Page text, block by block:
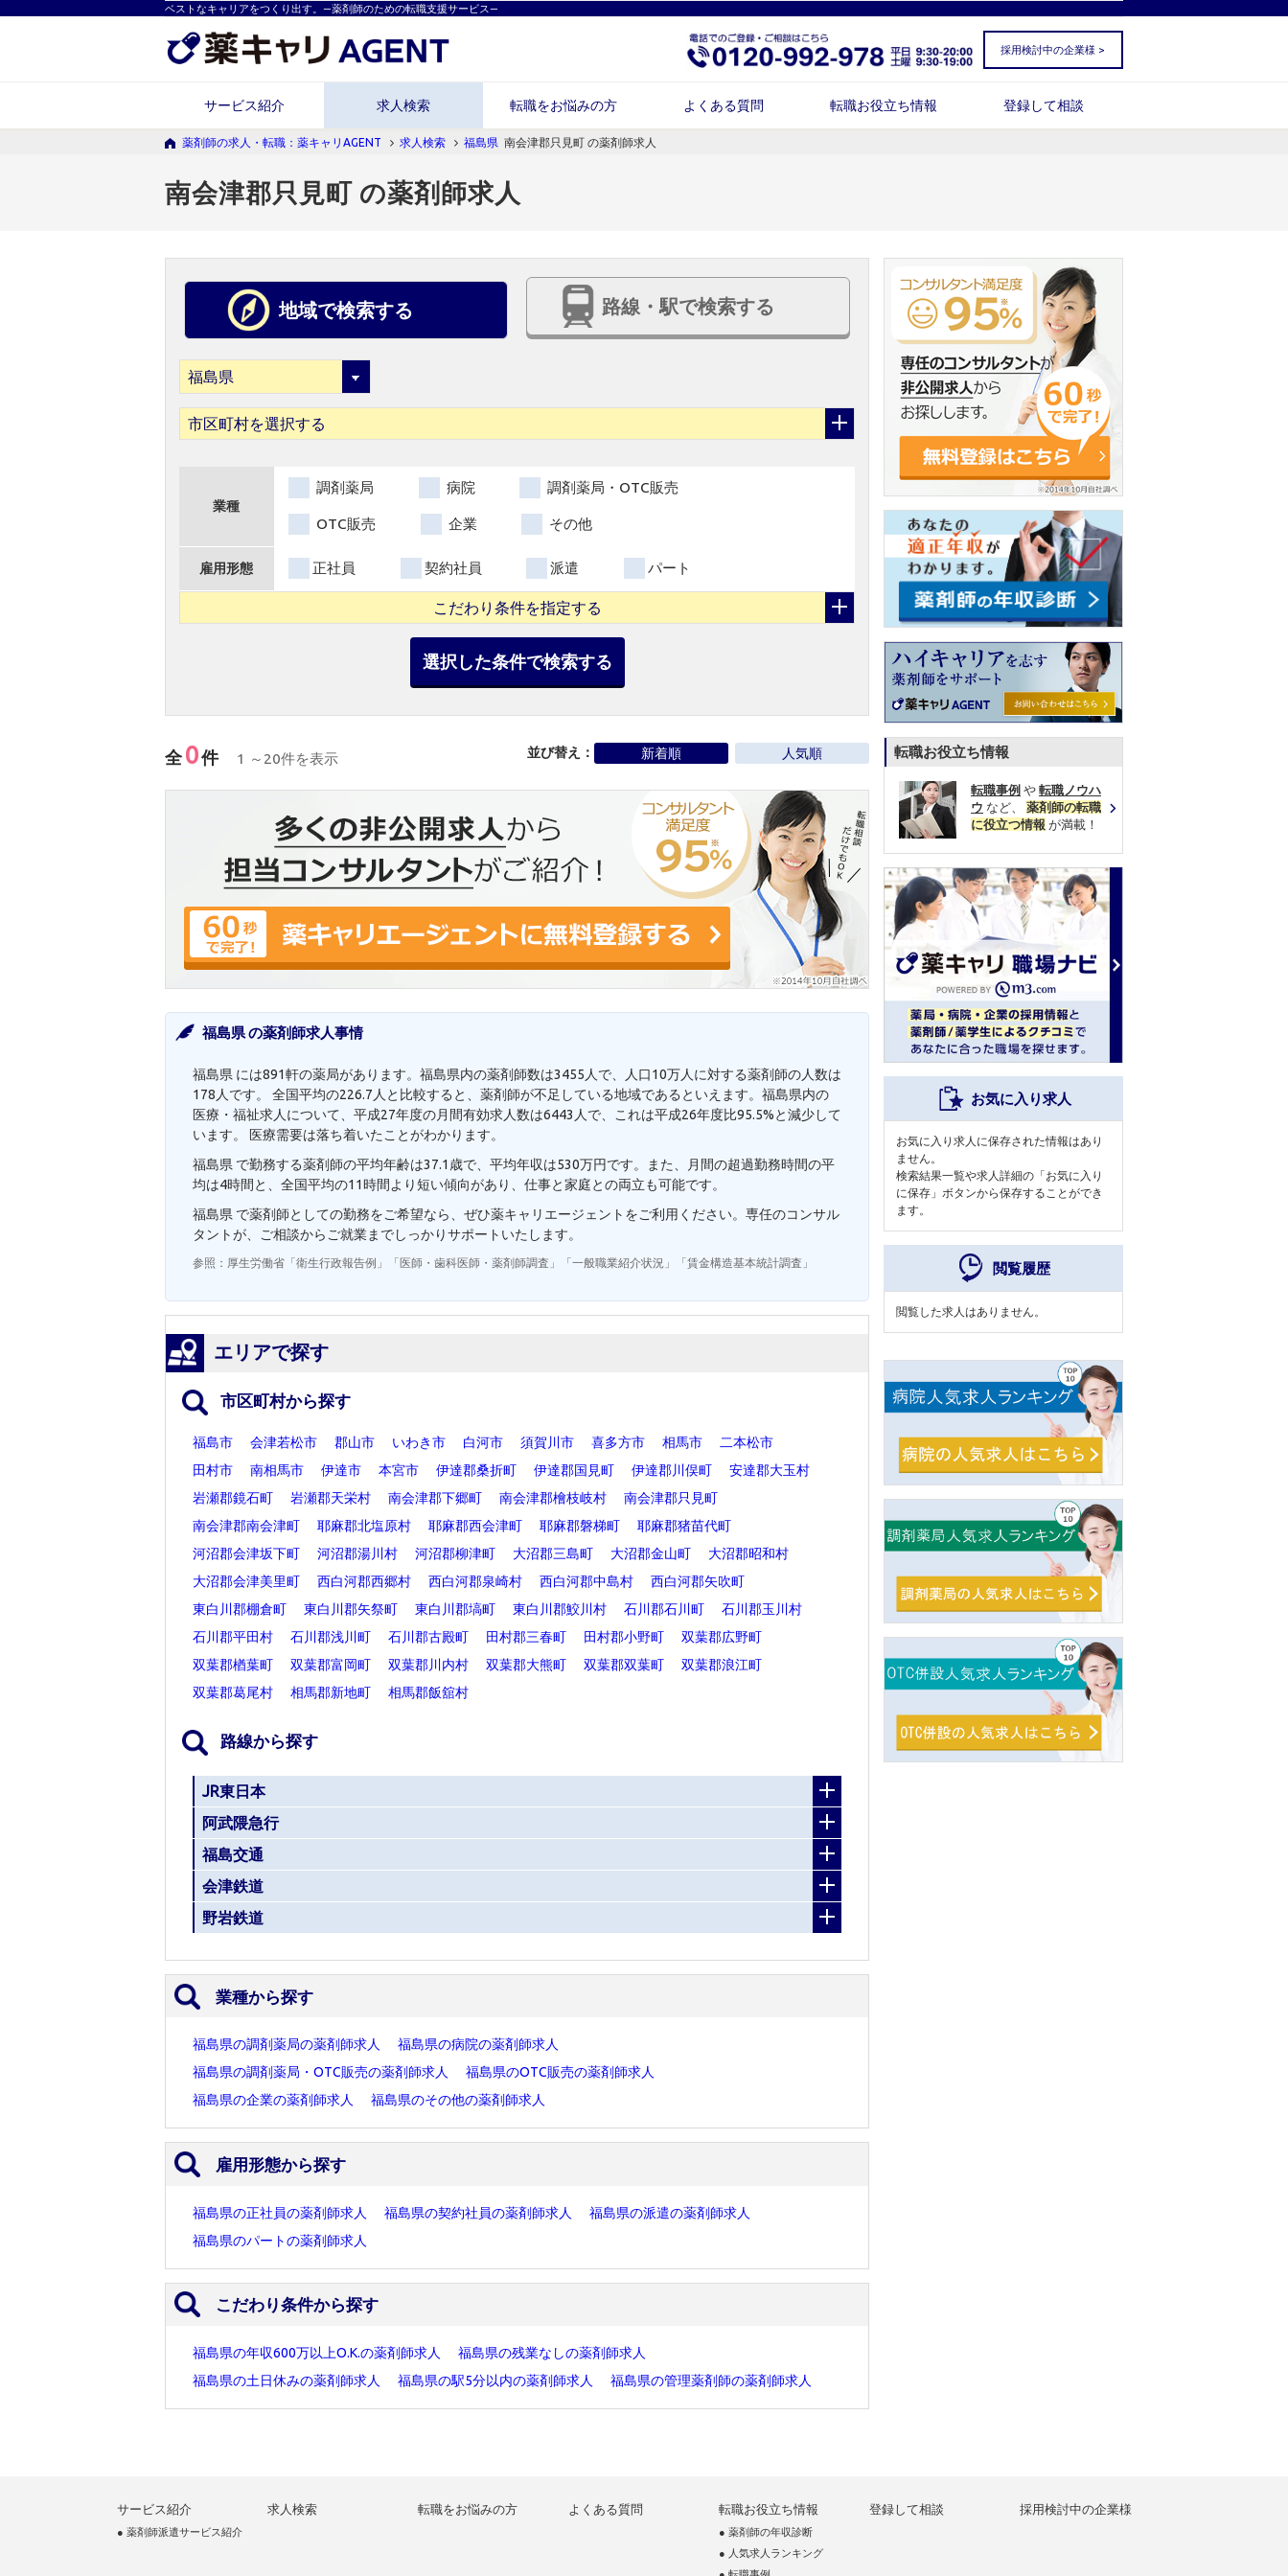
ベストなキャリアをつくり出す。―薬剤師のための転職支援サービス―
採用検討中の企業様 >
サービス紹介 求人検索 転職をお悩みの方 よくある質問 転職お役立ち情報 登録して相談
薬剤師の求人・転職：薬キャリAGENT 求人検索 福島県 南会津郡只見町 の薬剤師求人
南会津郡只見町 の薬剤師求人
地域で検索する 路線・駅で検索する
市区町村を選択する
業種
調剤薬局 病院 調剤薬局・OTC販売
OTC販売 企業 その他
雇用形態 正社員 契約社員 派遣 パート
こだわり条件を指定する
選択した条件で検索する
全 0件 1 ～20件を表示 並び替え： 新着順 人気順
福島県 の薬剤師求人事情
福島県 には891軒の薬局があります。福島県内の薬剤師数は3455人で、人口10万人に対する薬剤師の人数は
178人です。 全国平均の226.7人と比較すると、薬剤師が不足している地域であるといえます。福島県内の
医療・福祉求人について、平成27年度の月間有効求人数は6443人で、これは平成26年度比95.5%と減少して
います。 医療需要は落ち着いたことがわかります。
福島県 で勤務する薬剤師の平均年齢は37.1歳で、平均年収は530万円です。また、月間の超過勤務時間の平
均は4時間と、全国平均の11時間より短い傾向があり、仕事と家庭との両立も可能です。
福島県 で薬剤師としての勤務をご希望なら、ぜひ薬キャリエージェントをご利用ください。専任のコンサル
タントが、ご相談からご就業までしっかりサポートいたします。
参照：厚生労働省「衛生行政報告例」「医師・歯科医師・薬剤師調査」「一般職業紹介状況」「賃金構造基本統計調査」
エリアで探す
市区町村から探す
福島市 会津若松市 郡山市 いわき市 白河市 須賀川市 喜多方市 相馬市
二本松市
田村市
南相馬市 伊達市 本宮市 伊達郡桑折町 伊達郡国見町 伊達郡川俣町
安達郡大玉村
岩瀬郡鏡石町
岩瀬郡天栄村 南会津郡下郷町 南会津郡檜枝岐村
南会津郡只見町
南会津郡南会津町
耶麻郡北塩原村 耶麻郡西会津町 耶麻郡磐梯町
耶麻郡猪苗代町
河沼郡会津坂下町
河沼郡湯川村 河沼郡柳津町 大沼郡三島町 大沼郡金山町
大沼郡昭和村
大沼郡会津美里町
西白河郡西郷村 西白河郡泉崎村 西白河郡中島村
西白河郡矢吹町
東白川郡棚倉町
東白川郡矢祭町 東白川郡塙町 東白川郡鮫川村 石川郡石川町
石川郡玉川村
石川郡平田村
石川郡浅川町 石川郡古殿町 田村郡三春町 田村郡小野町
双葉郡広野町
双葉郡楢葉町
双葉郡富岡町 双葉郡川内村 双葉郡大熊町 双葉郡双葉町
双葉郡浪江町
双葉郡葛尾村
相馬郡新地町 相馬郡飯舘村
路線から探す
JR東日本
阿武隈急行
福島交通
会津鉄道
野岩鉄道
業種から探す
福島県の調剤薬局の薬剤師求人
福島県の病院の薬剤師求人
福島県の調剤薬局・OTC販売の薬剤師求人
福島県のOTC販売の薬剤師求人
福島県の企業の薬剤師求人
福島県のその他の薬剤師求人
雇用形態から探す
福島県の正社員の薬剤師求人 福島県の契約社員の薬剤師求人
福島県の派遣の薬剤師求人
福島県のパートの薬剤師求人
こだわり条件から探す
福島県の年収600万以上O.K.の薬剤師求人
福島県の残業なしの薬剤師求人
福島県の土日休みの薬剤師求人
福島県の駅5分以内の薬剤師求人 福島県の管理薬剤師の薬剤師求人
転職お役立ち情報
転職事例 や 転職ノウハ
ウ など、 薬剤師の転職
に役立つ情報 が満載！
お気に入り求人
お気に入り求人に保存された情報はあり
ません。
検索結果一覧や求人詳細の「お気に入り
に保存」ボタンから保存することができ
ます。
閲覧履歴
閲覧した求人はありません。
サービス紹介
● 薬剤師派遣サービス紹介
求人検索 転職をお悩みの方 よくある質問 転職お役立ち情報
● 薬剤師の年収診断
● 人気求人ランキング
登録して相談 採用検討中の企業様